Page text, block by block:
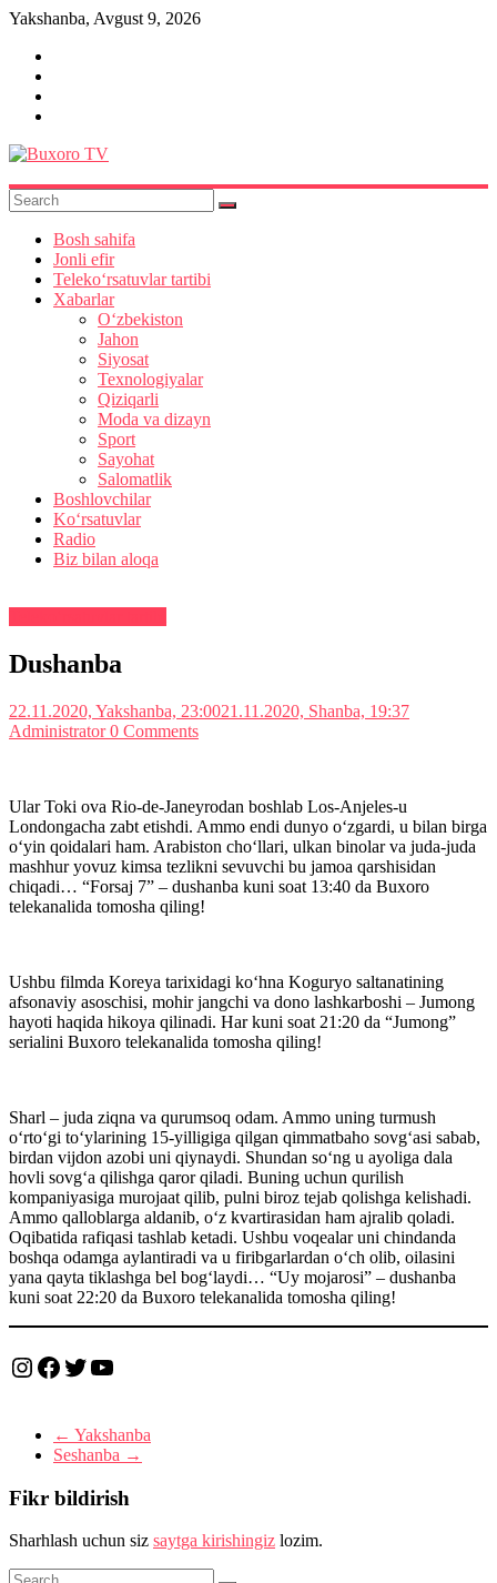
Skip
content
Yakshanba, Avgust 9, 2026
Buxoro
TV
Bosh sahifa
Jonli efir
Teleko‘rsatuvlar tartibi
Xabarlar
O‘zbekiston
Jahon
Siyosat
Texnologiyalar
Qiziqarli
Moda va dizayn
Sport
Sayohat
Salomatlik
Boshlovchilar
Ko‘rsatuvlar
Radio
Biz bilan aloqa
Dushanba
22.11.2020, Yakshanba, 23:0021.11.2020, Shanba, 19:37
Administrator0 Comments
Ular Toki ova Rio-de-Janeyrodan boshlab Los-Anjeles-u
Londongacha zabt etishdi. Ammo endi dunyo o‘zgardi, u bilan birga
o‘yin qoidalari ham. Arabiston cho‘llari, ulkan binolar va juda-juda
mashhur yovuz kimsa tezlikni sevuvchi bu jamoa qarshisidan
chiqadi… “Forsaj 7” – dushanba kuni soat 13:40 da Buxoro
telekanalida tomosha qiling!
Ushbu filmda Koreya tarixidagi ko‘hna Koguryo saltanatining
afsonaviy asoschisi, mohir jangchi va dono lashkarboshi – Jumong
hayoti haqida hikoya qilinadi. Har kuni soat 21:20 da “Jumong”
serialini Buxoro telekanalida tomosha qiling!
Sharl – juda ziqna va qurumsoq odam. Ammo uning turmush
o‘rto‘gi to‘ylarining 15-yilligiga qilgan qimmatbaho sovg‘asi sabab,
birdan vijdon azobi uni qiynaydi. Shundan so‘ng u ayoliga dala
hovli sovg‘a qilishga qaror qiladi. Buning uchun qurilish
kompaniyasiga murojaat qilib, pulni biroz tejab qolishga kelishadi.
Ammo qalloblarga aldanib, o‘z kvartirasidan ham ajralib qoladi.
Oqibatida rafiqasi tashlab ketadi. Ushbu voqealar uni chindanda
boshqa odamga aylantiradi va u firibgarlardan o‘ch olib, oilasini
yana qayta tiklashga bel bog‘laydi… “Uy mojarosi” – dushanba
kuni soat 22:20 da Buxoro telekanalida tomosha qiling!
Instagram
Facebook
Twitter
YouTube
← Yakshanba
Seshanba →
Fikr bildirish
Sharhlash uchun siz saytga kirishingiz lozim.